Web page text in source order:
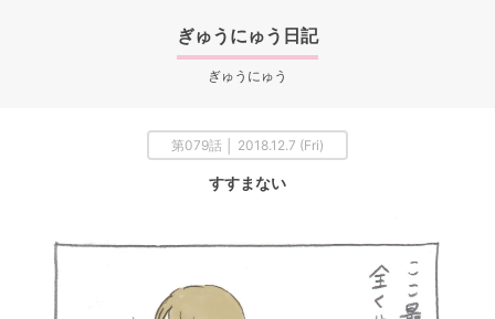
ぎゅうにゅう日記
ぎゅうにゅう
第079話 │ 2018.12.7 (Fri)
すすまない